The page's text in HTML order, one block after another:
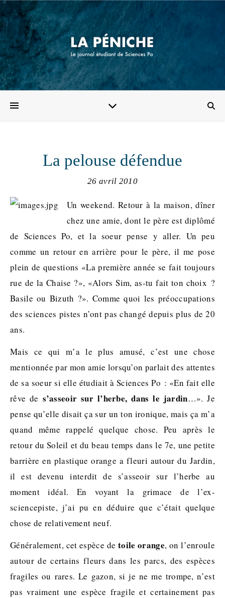
La pelouse défendue
26 avril 2010
Un weekend. Retour à la maison, dîner
chez une amie, dont le père est diplômé
de Sciences Po, et la soeur pense y aller. Un peu
comme un retour en arrière pour le père, il me pose
plein de questions «La première année se fait toujours
rue de la Chaise ?», «Alors Sim, as-tu fait ton choix ?
Basile ou Bizuth ?». Comme quoi les préoccupations
des sciences pistes n’ont pas changé depuis plus de 20
ans.
Mais ce qui m’a le plus amusé, c’est une chose
mentionnée par mon amie lorsqu’on parlait des attentes
de sa soeur si elle étudiait à Sciences Po : «En fait elle
rêve de s’asseoir sur l’herbe, dans le jardin…». Je
pense qu’elle disait ça sur un ton ironique, mais ça m’a
quand même rappelé quelque chose. Peu après le
retour du Soleil et du beau temps dans le 7e, une petite
barrière en plastique orange a fleuri autour du Jardin,
il est devenu interdit de s’asseoir sur l’herbe au
moment idéal. En voyant la grimace de l’ex-
sciencepiste, j’ai pu en déduire que c’était quelque
chose de relativement neuf.
Généralement, cet espèce de toile orange, on l’enroule
autour de certains fleurs dans les parcs, des espèces
fragiles ou rares. Le gazon, si je ne me trompe, n’est
pas vraiment une espèce fragile et certainement pas